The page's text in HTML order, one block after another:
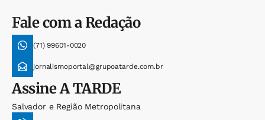
Fale com a Redação
(71) 99601-0020
jornalismoportal@grupoatarde.com.br
AssineA TARDE
Salvador e Região Metropolitana